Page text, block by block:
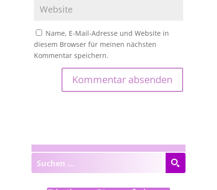
Name, E-Mail-Adresse und Website in
diesem Browser für meinen nächsten
Kommentar speichern.